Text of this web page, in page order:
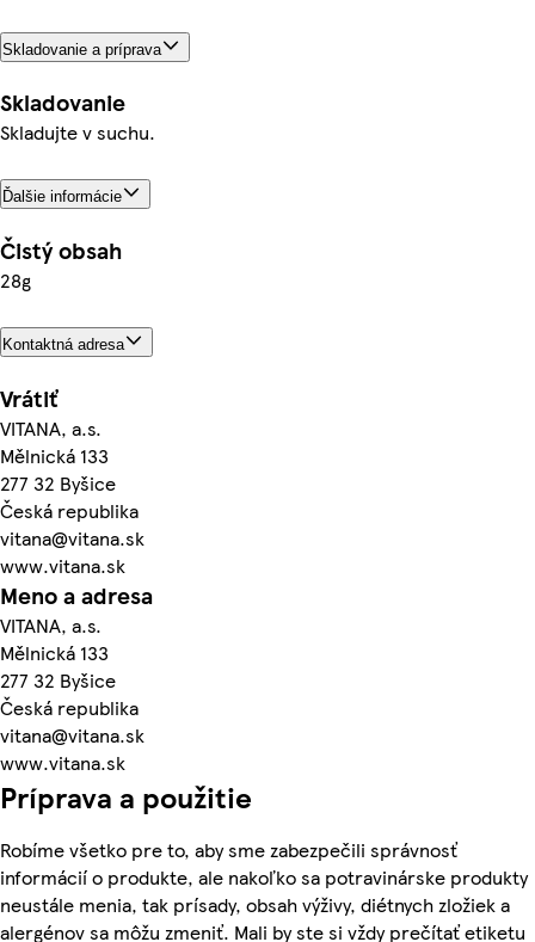
Skladovanie a príprava
Skladovanie
Skladujte v suchu.
Ďalšie informácie
Čistý obsah
28g
Kontaktná adresa
Vrátiť
VITANA, a.s.
Mělnická 133
277 32 Byšice
Česká republika
vitana@vitana.sk
www.vitana.sk
Meno a adresa
VITANA, a.s.
Mělnická 133
277 32 Byšice
Česká republika
vitana@vitana.sk
www.vitana.sk
Príprava a použitie
Robíme všetko pre to, aby sme zabezpečili správnosť
informácií o produkte, ale nakoľko sa potravinárske produkty
neustále menia, tak prísady, obsah výživy, diétnych zložiek a
alergénov sa môžu zmeniť. Mali by ste si vždy prečítať etiketu